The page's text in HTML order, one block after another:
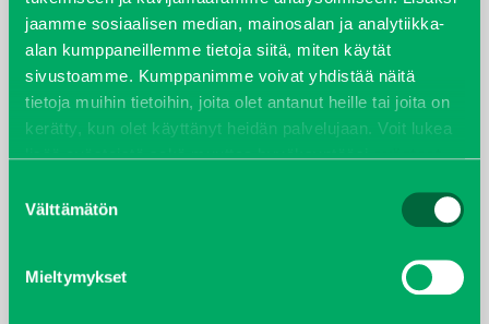
jaamme sosiaalisen median, mainosalan ja analytiikka-
alan kumppaneillemme tietoja siitä, miten käytät
sivustoamme. Kumppanimme voivat yhdistää näitä
tietoja muihin tietoihin, joita olet antanut heille tai joita on
kerätty, kun olet käyttänyt heidän palvelujaan. Voit lukea
lisää evästeistä sekä muuttaa hyväksyntääsievästeet
valinta
Välttämätön
Mieltymykset
huhtikuu 2022
helmikuu 2022
joulukuu 2021
lokakuu 2021
kesäkuu 2021